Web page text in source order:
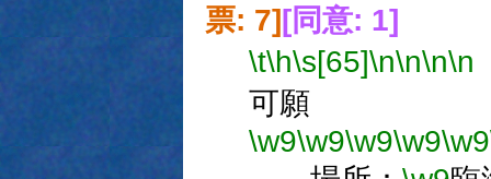
票: 7][同意: 1]
\t\h\s[65]\n\n\n\n
可願
\w9\w9\w9\w9\w9